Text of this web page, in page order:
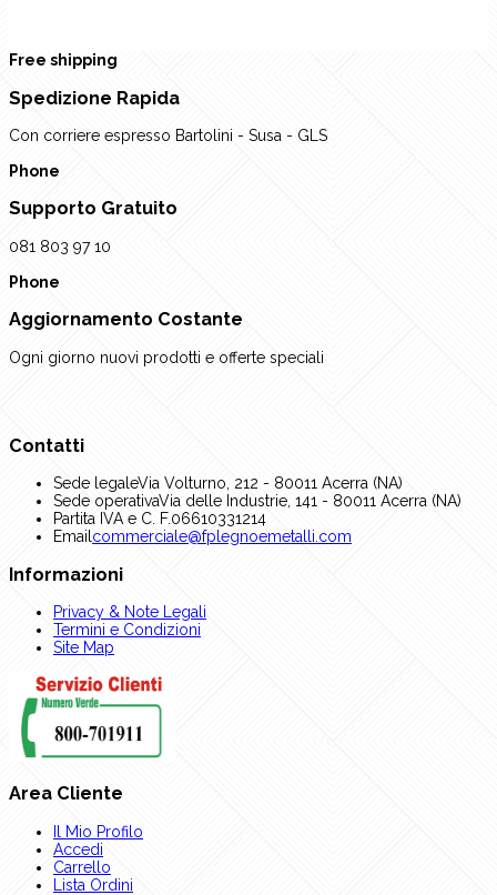
Free shipping
Spedizione Rapida
Con corriere espresso Bartolini - Susa - GLS
Phone
Supporto Gratuito
081 803 97 10
Phone
Aggiornamento Costante
Ogni giorno nuovi prodotti e offerte speciali
Contatti
Sede legaleVia Volturno, 212 - 80011 Acerra (NA)
Sede operativaVia delle Industrie, 141 - 80011 Acerra (NA)
Partita IVA e C. F.06610331214
Emailcommerciale@fplegnoemetalli.com
Informazioni
Privacy & Note Legali
Termini e Condizioni
Site Map
Area Cliente
Il Mio Profilo
Accedi
Carrello
Lista Ordini